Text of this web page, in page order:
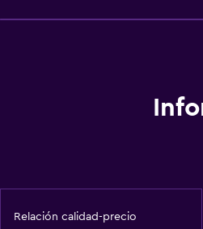
Relación calidad-precio